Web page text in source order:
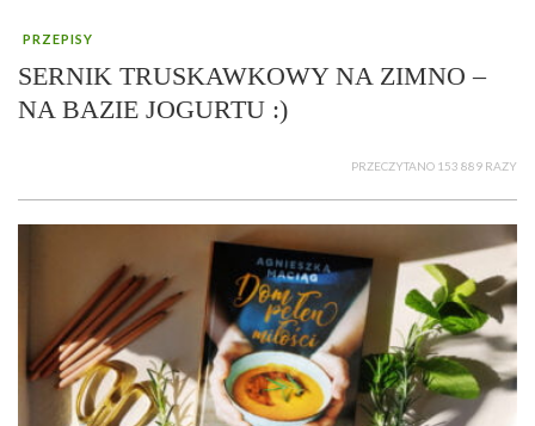
PRZEPISY
SERNIK TRUSKAWKOWY NA ZIMNO –
NA BAZIE JOGURTU :)
PRZECZYTANO 153 889 RAZY